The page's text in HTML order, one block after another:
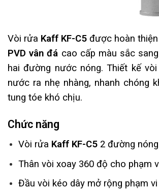
Vòi rửa Kaff KF-C5 được hoàn
PVD vân đá cao cấp màu sắc
hai đường nước nóng. Thiết kế
nước ra nhẹ nhàng, nhanh chóng
tung tóe khó chịu.
Chức năng
Vòi rửa Kaff KF-C5 2 đường
Thân vòi xoay 360 độ cho phạm
Đầu vòi kéo dây mở rộng phạm